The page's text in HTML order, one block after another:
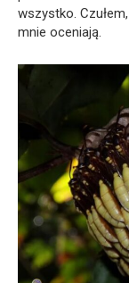
wszystko.
mnie oceniają.